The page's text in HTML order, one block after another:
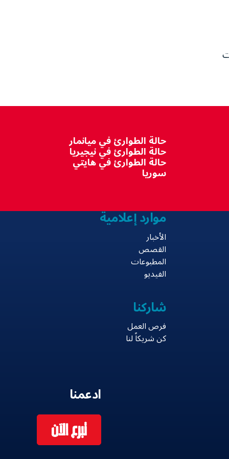
حالة الطوارئ في ميانمار
حالة الطوارئ في نيجيريا
حالة الطوارئ في هايتي
سوريا
موارد إعلامية
الأخبار
القصص
المطبوعات
الفيديو
شاركنا
فرص العمل
كن شريكاً لنا
ادعمنا
تبرع الآن